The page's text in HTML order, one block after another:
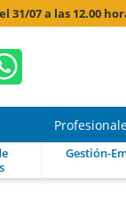
31/07 a las 12.00
Gestión-